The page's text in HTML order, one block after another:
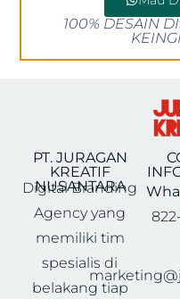
100% DESAIN
PT. JURAGAN
KREATIF
NUSANTARA
Digital Branding
Agency yang
memiliki tim
spesialis di
belakang tiap